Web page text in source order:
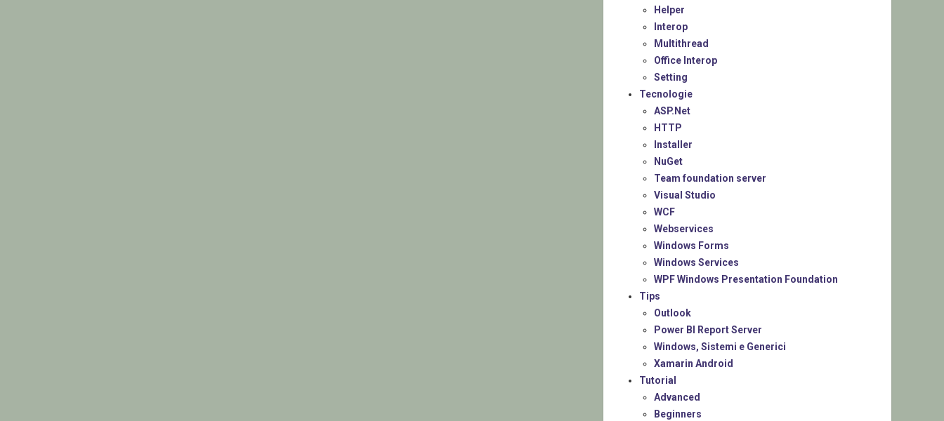
Helper
Interop
Multithread
Office Interop
Setting
Tecnologie
ASP.Net
HTTP
Installer
NuGet
Team foundation server
Visual Studio
WCF
Webservices
Windows Forms
Windows Services
WPF Windows Presentation Foundation
Tips
Outlook
Power BI Report Server
Windows, Sistemi e Generici
Xamarin Android
Tutorial
Advanced
Beginners